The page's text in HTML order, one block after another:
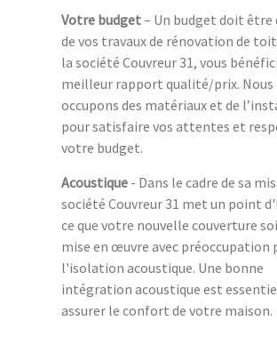
Votre budget– Un budget doit être
de vos travaux de rénovation de
la société Couvreur 31, vous
meilleur rapport qualité/prix. Nous
occupons des matériaux et de
pour satisfaire vos attentes et
votre budget.
Acoustique - Dans le cadre de sa
société Couvreur 31 met un point
ce que votre nouvelle couverture
mise en œuvre avec préoccupation
l'isolation acoustique. Une bonne
intégration acoustique est
assurer le confort de votre maison.